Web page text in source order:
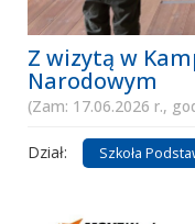
Z wizytą w
Narodowym
(Zam: 17.06.2026 r.,
Dział: Szkoła